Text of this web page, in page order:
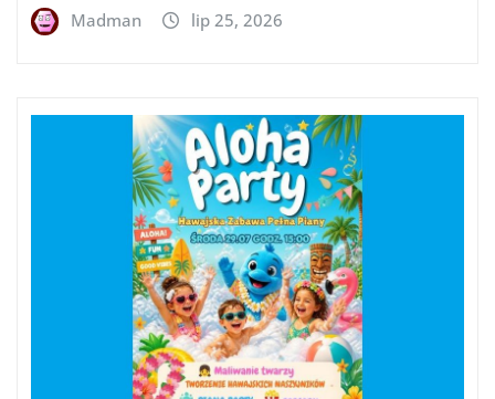
Madman lip 25, 2026